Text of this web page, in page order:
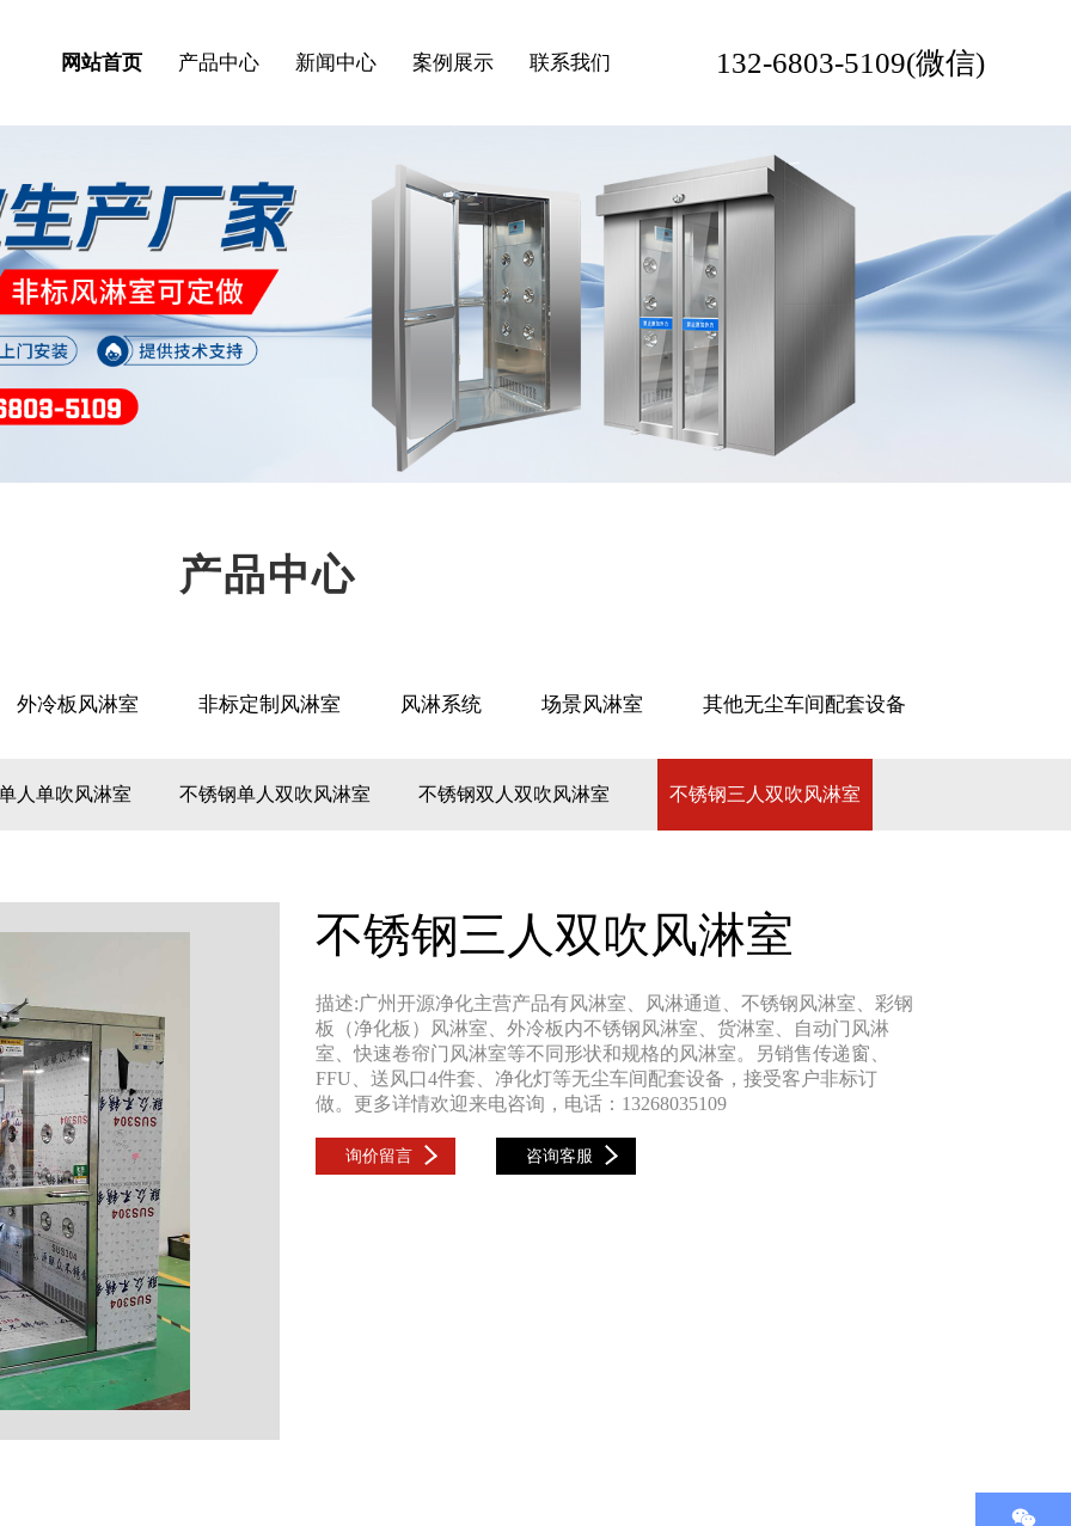
132-6803-5109(微信)
网站首页 产品中心 新闻中心 案例展示 联系我们
产品中心
外冷板风淋室 非标定制风淋室 风淋系统 场景风淋室 其他无尘车间配套设备
人单吹风淋室 不锈钢单人双吹风淋室 不锈钢双人双吹风淋室 不锈钢三人双吹风淋室
不锈钢三人双吹风淋室
描述:广州开源净化主营产品有风淋室、风淋通道、不锈钢风淋室、彩钢
板（净化板）风淋室、外冷板内不锈钢风淋室、货淋室、自动门风淋
室、快速卷帘门风淋室等不同形状和规格的风淋室。另销售传递窗、
FFU、送风口4件套、净化灯等无尘车间配套设备，接受客户非标订
做。更多详情欢迎来电咨询，电话：13268035109
询价留言 咨询客服